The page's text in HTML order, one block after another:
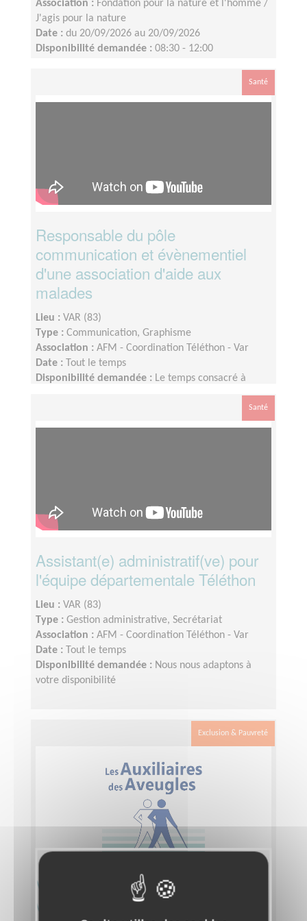
Association : Fondation pour la nature et l'homme /
J'agis pour la nature
Date : du 20/09/2026 au 20/09/2026
Disponibilité demandée : 08:30 - 12:00
Santé
Responsable du pôle
communication et évènementiel
d'une association d'aide aux
malades
Lieu : VAR (83)
Type : Communication, Graphisme
Association : AFM - Coordination Téléthon - Var
Date :
Tout le temps
Disponibilité demandée : Le temps consacré à
votre mission s’adapte à votre disponibilité, mais la
sollicitation est plus importante de Septembre àSanté
Assistant(e) administratif(ve) pour
l'équipe départementale Téléthon
Lieu : VAR (83)
Type : Gestion administrative, Secrétariat
Association : AFM - Coordination Téléthon - Var
Date :
Tout le temps
Disponibilité demandée : Nous nous adaptons à
votre disponibilité
Exclusion & Pauvreté
Visite à domicile de déficients
visuels à LA SEYNE (83)